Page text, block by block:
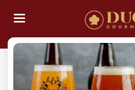
Toggle navigation